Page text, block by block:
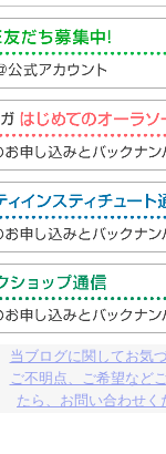
当ブログに関してお気づ
ご不明点、ご希望など
たら、お問い合わせく